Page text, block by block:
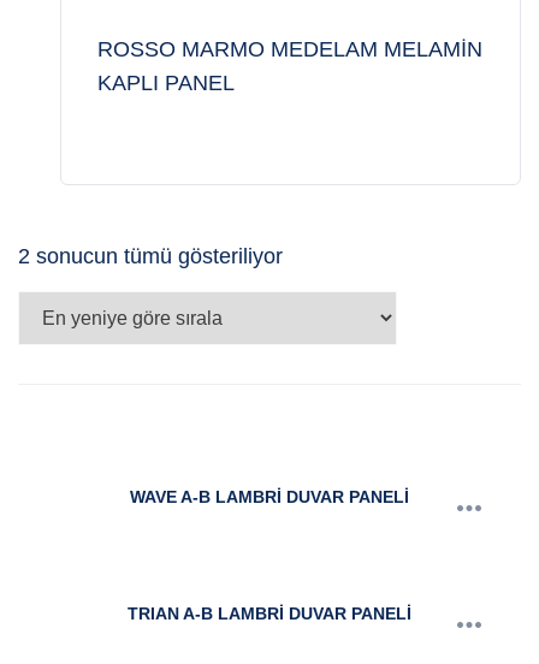
ROSSO MARMO MEDELAM MELAMİN
KAPLI PANEL
2 sonucun tümü gösteriliyorEn
yeniye
WAVE A-B LAMBRİ DUVAR PANELİ
TRIAN A-B LAMBRİ DUVAR PANELİ